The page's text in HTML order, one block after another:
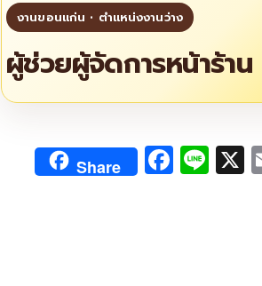
ผู้ช่วยผู้จัดการหน้าร้าน
Share F Li X